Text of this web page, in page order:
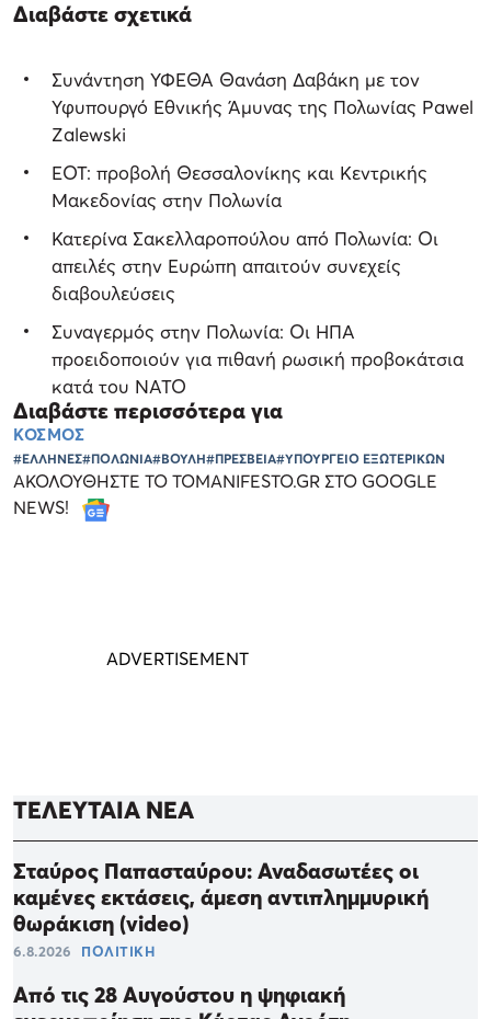
Διαβάστε σχετικά
Συνάντηση ΥΦΕΘΑ Θανάση Δαβάκη με τον
Υφυπουργό Εθνικής Άμυνας της Πολωνίας Pawel
Zalewski
ΕΟΤ: προβολή Θεσσαλονίκης και Κεντρικής
Μακεδονίας στην Πολωνία
Κατερίνα Σακελλαροπούλου από Πολωνία: Oι
απειλές στην Ευρώπη απαιτούν συνεχείς
διαβουλεύσεις
Συναγερμός στην Πολωνία: Οι ΗΠΑ
προειδοποιούν για πιθανή ρωσική προβοκάτσια
κατά του ΝΑΤΟ
Διαβάστε περισσότερα για
ΚΟΣΜΟΣ
#ΕΛΛΗΝΕΣ#ΠΟΛΩΝΙΑ#ΒΟΥΛΗ#ΠΡΕΣΒΕΙΑ#ΥΠΟΥΡΓΕΙΟ ΕΞΩΤΕΡΙΚΩΝ
ΑΚΟΛΟΥΘΗΣΤΕ ΤΟ TOMANIFESTO.GR ΣΤΟ GOOGLE
NEWS!
ΤΕΛΕΥΤΑΙΑ ΝΕΑ
Σταύρος Παπασταύρου: Αναδασωτέες οι
καμένες εκτάσεις, άμεση αντιπλημμυρική
θωράκιση (video)
6.8.2026 ΠΟΛΙΤΙΚΗ
Από τις 28 Αυγούστου η ψηφιακή